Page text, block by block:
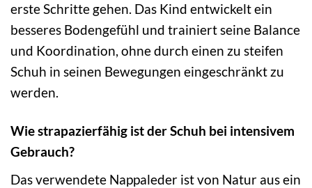
erste Schritte gehen. Das Kind entwickelt ein
besseres Bodengefühl und trainiert seine Balance
und Koordination, ohne durch einen zu steifen
Schuh in seinen Bewegungen eingeschränkt zu
werden.
Wie strapazierfähig ist der Schuh bei intensivem
Gebrauch?
Das verwendete Nappaleder ist von Natur aus ein